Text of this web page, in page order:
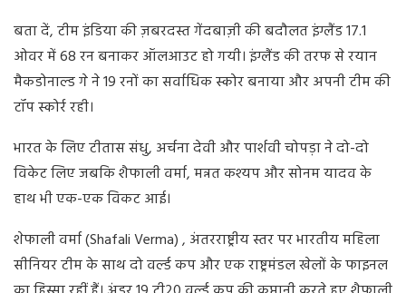
बता दें, टीम इंडिया की ज़बरदस्त गेंदबाज़ी की बदौलत इंग्लैंड 17.1
ओवर में 68 रन बनाकर ऑलआउट हो गयी। इंग्लैंड की तरफ से रयान
मैकडोनाल्ड गे ने 19 रनों का सर्वाधिक स्कोर बनाया और अपनी टीम की
टॉप स्कोर्र रही।
भारत के लिए टीतास संधु, अर्चना देवी और पार्शवी चोपड़ा ने दो-दो
विकेट लिए जबकि शैफाली वर्मा, मन्नत कश्यप और सोनम यादव के
हाथ भी एक-एक विकट आई।
शेफाली वर्मा (Shafali Verma) , अंतरराष्ट्रीय स्तर पर भारतीय महिला
सीनियर टीम के साथ दो वर्ल्ड कप और एक राष्ट्रमंडल खेलों के फाइनल